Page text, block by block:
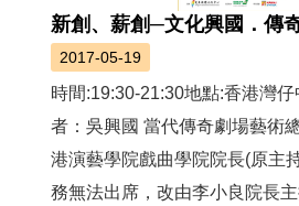
新創、薪創─文化興國．傳
2017-05-19
時間:19:30-21:30地點:香港灣
者：吳興國 當代傳奇劇場藝術
港演藝學院戲曲學院院長(原主
務無法出席，改由李小良院長